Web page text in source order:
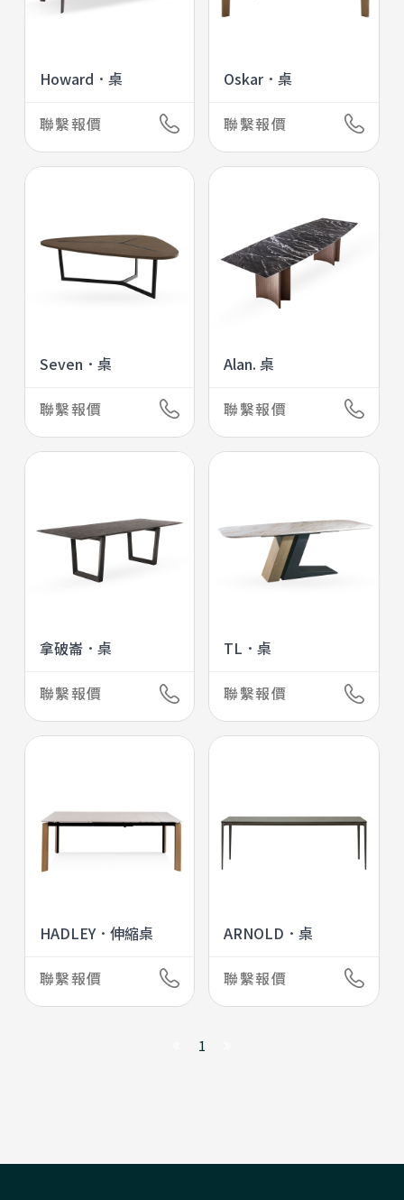
Howard．桌
聯繫報價
Oskar．桌
聯繫報價
Seven．桌
聯繫報價
Alan. 桌
聯繫報價
拿破崙．桌
聯繫報價
TL．桌
聯繫報價
HADLEY．伸縮桌
聯繫報價
ARNOLD．桌
聯繫報價
1